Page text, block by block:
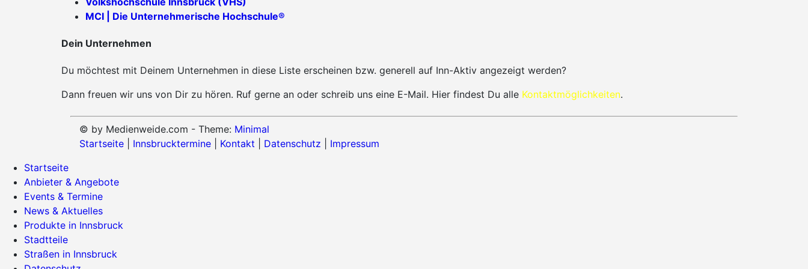
MCI | Die Unternehmerische Hochschule®
Dein Unternehmen
Du möchtest mit Deinem Unternehmen in diese Liste erscheinen bzw. generell auf Inn-Aktiv angezeigt werden?
Dann freuen wir uns von Dir zu hören. Ruf gerne an oder schreib uns eine E-Mail. Hier findest Du alle Kontaktmöglichkeiten.
© by Medienweide.com - Theme: Minimal
Startseite
Innsbrucktermine Kontakt Datenschutz
Impressum
Startseite
Anbieter & Angebote
Events & Termine
News & Aktuelles
Produkte in Innsbruck
Stadtteile
Straßen in Innsbruck